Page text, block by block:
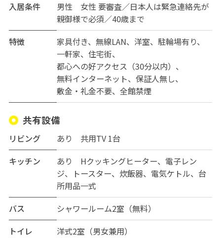
入居条件
男性 女性 要審査／日本人は緊急連絡先が
親御様で必須／40歳まで
特徴
家具付き 無線LAN 洋室
駐輪場有り
一軒家
住宅街
都心への好アクセス（30分以内）
無料インターネット
保証人無し
敷金・礼金不要
全館禁煙
共有設備
リビング
あり 共用TV 1台
キッチン
あり Hクッキングヒーター、電子レン
ジ、トースター、炊飯器、電気ケトル、台
所用品一式
バス
シャワールーム2室（無料）
トイレ
洋式2室（男女兼用）